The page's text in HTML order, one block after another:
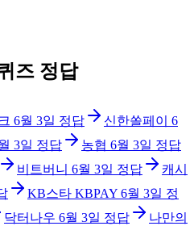
즈 정답
6월 3일 정답 신한쏠페이
6
3일 정답 농협 6월 3일 정답
비트버니 6월 3일 정답
캐시
KB스타 KBPAY 6월 3일 정
닥터나우 6월 3일 정답
나만의